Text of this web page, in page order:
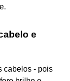
e
cabelos - pois